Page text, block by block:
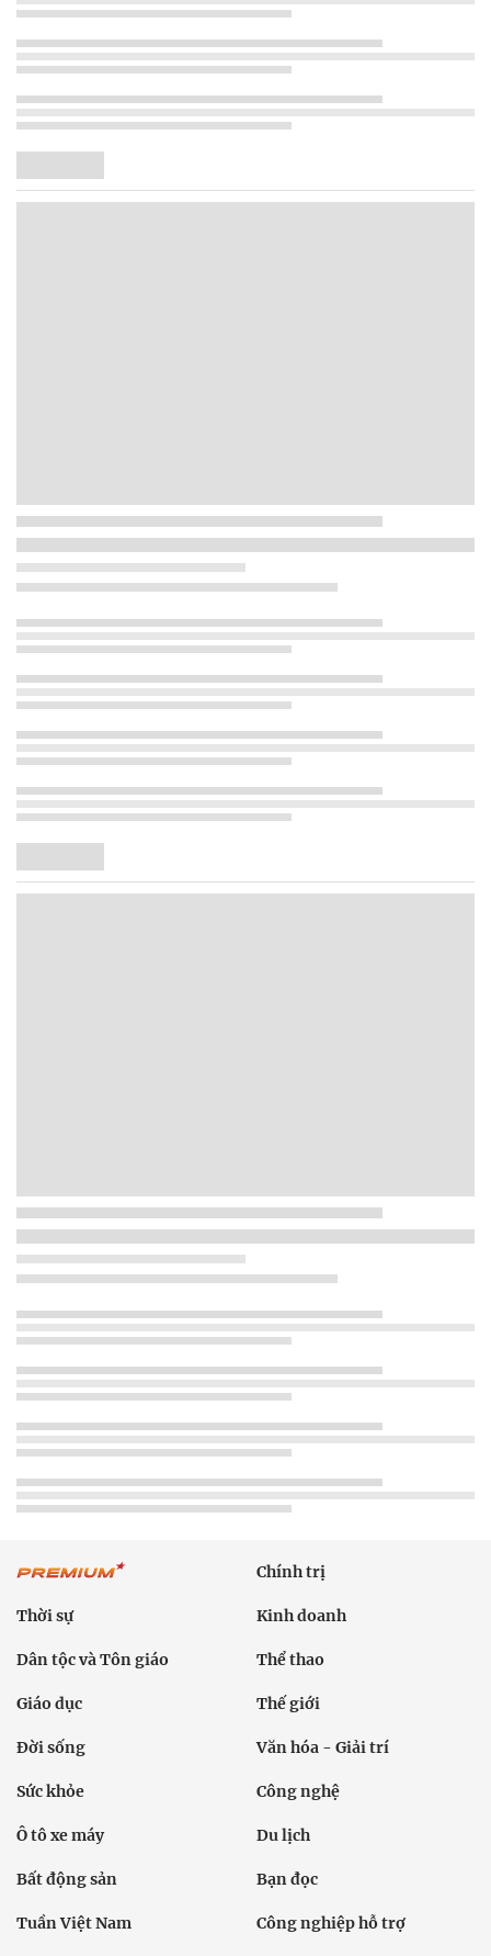
Chính trị
Thời sự Kinh doanh
Dân tộc và Tôn giáo Thể thao
Giáo dục Thế giới
Đời sống Văn hóa - Giải trí
Sức khỏe Công nghệ
Ô tô xe máy Du lịch
Bất động sản Bạn đọc
Tuần Việt Nam Công nghiệp hỗ trợ